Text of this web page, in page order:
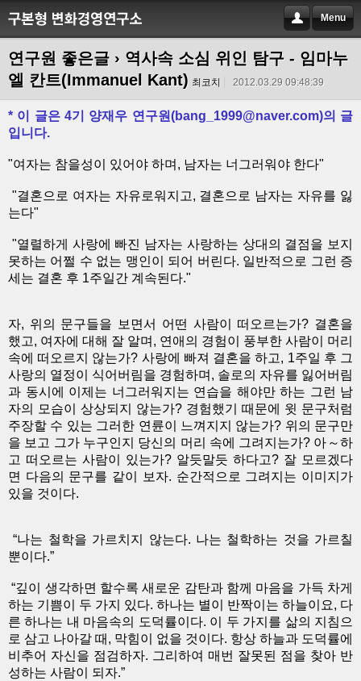
Menu
연구원 좋은글 › 역사속 소심 위인 탐구 - 임마누
엘 칸트(Immanuel Kant) 최코치 2012.03.29 09:48:39
* 이 글은 4기 양재우 연구원(bang_1999@naver.com)의 글
입니다.
"여자는 참을성이 있어야 하며, 남자는 너그러워야 한다"
"결혼으로 여자는 자유로워지고, 결혼으로 남자는 자유를 잃
는다"
"열렬하게 사랑에 빠진 남자는 사랑하는 상대의 결점을 보지
못하는 어쩔 수 없는 맹인이 되어 버린다. 일반적으로 그런 증
세는 결혼 후 1주일간 계속된다."
자, 위의 문구들을 보면서 어떤 사람이 떠오르는가? 결혼을
했고, 여자에 대해 잘 알며, 연애의 경험이 풍부한 사람이 머리
속에 떠오르지 않는가? 사랑에 빠져 결혼을 하고, 1주일 후 그
사랑의 열정이 식어버림을 경험하며, 솔로의 자유를 잃어버림
과 동시에 이제는 너그러워지는 연습을 해야만 하는 그런 남
자의 모습이 상상되지 않는가? 경험했기 때문에 윗 문구처럼
주장할 수 있는 그러한 연륜이 느껴지지 않는가? 위의 문구만
을 보고 그가 누구인지 당신의 머리 속에 그려지는가? 아～하
고 떠오르는 사람이 있는가? 알듯말듯 하다고? 잘 모르겠다
면 다음의 문구를 같이 보자. 순간적으로 그려지는 이미지가
있을 것이다.
“나는 철학을 가르치지 않는다. 나는 철학하는 것을 가르칠
뿐이다.”
“깊이 생각하면 할수록 새로운 감탄과 함께 마음을 가득 차게
하는 기쁨이 두 가지 있다. 하나는 별이 반짝이는 하늘이요, 다
른 하나는 내 마음속의 도덕률이다. 이 두 가지를 삶의 지침으
로 삼고 나아갈 때, 막힘이 없을 것이다. 항상 하늘과 도덕률에
비추어 자신을 점검하자. 그리하여 매번 잘못된 점을 찾아 반
성하는 사람이 되자.”